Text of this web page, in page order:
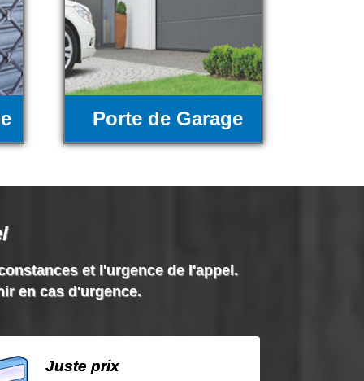
Porte de Garage
et l'urgence de l'appel.
en cas d'urgence.
Juste prix